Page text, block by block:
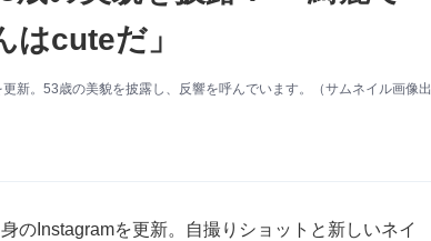
はcuteだ」
新。53歳の美貌を披露し、反響を呼んでいます。（サムネイル画像出
のInstagramを更新。自撮りショットと新しいネイ